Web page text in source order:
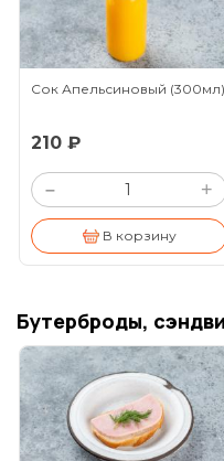
Сок Апельсиновый (300мл)
210 ₽
– +
В корзину
Бутерброды,